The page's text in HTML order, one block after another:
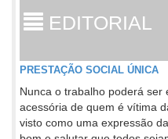
EDITORIAL
PRESTAÇÃO SOCIAL ÚNICA
Nunca o trabalho poderá ser
acessória de quem é vítima
visto como uma expressão